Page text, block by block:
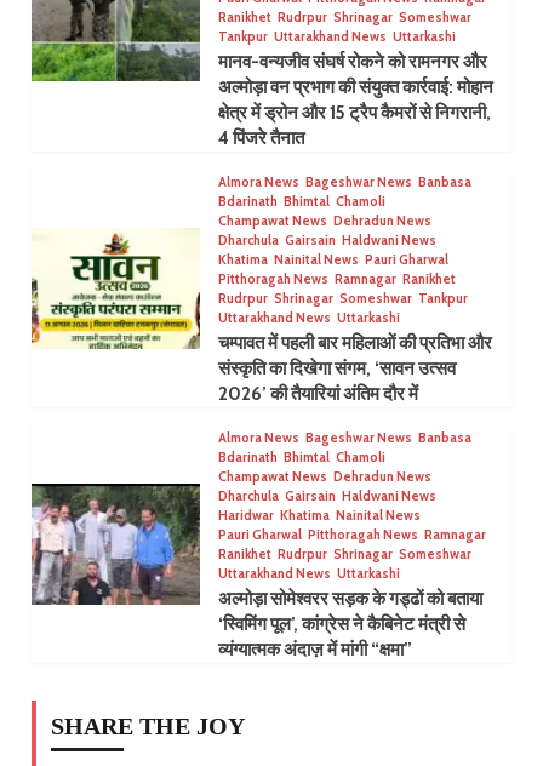
Ranikhet Rudrpur Shrinagar Someshwar
Tankpur Uttarakhand News Uttarkashi
मानव-वन्यजीव संघर्ष रोकने को रामनगर और
अल्मोड़ा वन प्रभाग की संयुक्त कार्रवाई: मोहान
क्षेत्र में ड्रोन और 15 ट्रैप कैमरों से निगरानी,
4 पिंजरे तैनात
Almora News Bageshwar News Banbasa
Bdarinath Bhimtal Chamoli
Champawat News Dehradun News
Dharchula Gairsain Haldwani News
Khatima Nainital News Pauri Gharwal
Pitthoragah News Ramnagar Ranikhet
Rudrpur Shrinagar Someshwar Tankpur
Uttarakhand News Uttarkashi
चम्पावत में पहली बार महिलाओं की प्रतिभा और
संस्कृति का दिखेगा संगम, ‘सावन उत्सव
2026’ की तैयारियां अंतिम दौर में
Almora News Bageshwar News Banbasa
Bdarinath Bhimtal Chamoli
Champawat News Dehradun News
Dharchula Gairsain Haldwani News
Haridwar Khatima Nainital News
Pauri Gharwal Pitthoragah News Ramnagar
Ranikhet Rudrpur Shrinagar Someshwar
Uttarakhand News Uttarkashi
अल्मोड़ा सोमेश्वरर सड़क के गड्ढों को बताया
‘स्विमिंग पूल’, कांग्रेस ने कैबिनेट मंत्री से
व्यंग्यात्मक अंदाज़ में मांगी “क्षमा”
SHARE THE JOY